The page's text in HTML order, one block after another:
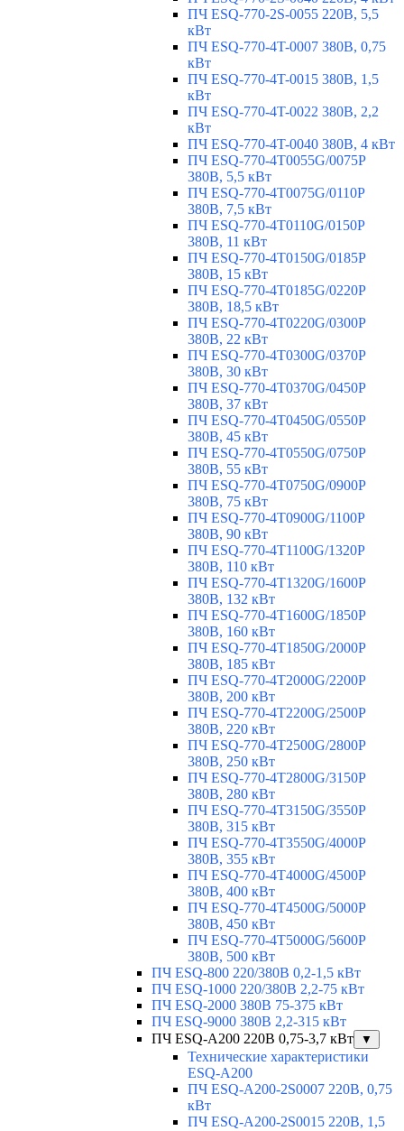
ПЧ ESQ-770-2S-0055 220В, 5,5
кВт
ПЧ ESQ-770-4T-0007 380В, 0,75
кВт
ПЧ ESQ-770-4T-0015 380В, 1,5
кВт
ПЧ ESQ-770-4T-0022 380В, 2,2
кВт
ПЧ ESQ-770-4T-0040 380В, 4 кВт
ПЧ ESQ-770-4T0055G/0075P
380В, 5,5 кВт
ПЧ ESQ-770-4T0075G/0110P
380В, 7,5 кВт
ПЧ ESQ-770-4T0110G/0150P
380В, 11 кВт
ПЧ ESQ-770-4T0150G/0185P
380В, 15 кВт
ПЧ ESQ-770-4T0185G/0220P
380В, 18,5 кВт
ПЧ ESQ-770-4T0220G/0300P
380В, 22 кВт
ПЧ ESQ-770-4T0300G/0370P
380В, 30 кВт
ПЧ ESQ-770-4T0370G/0450P
380В, 37 кВт
ПЧ ESQ-770-4T0450G/0550P
380В, 45 кВт
ПЧ ESQ-770-4T0550G/0750P
380В, 55 кВт
ПЧ ESQ-770-4T0750G/0900P
380В, 75 кВт
ПЧ ESQ-770-4T0900G/1100P
380В, 90 кВт
ПЧ ESQ-770-4T1100G/1320P
380В, 110 кВт
ПЧ ESQ-770-4T1320G/1600P
380В, 132 кВт
ПЧ ESQ-770-4T1600G/1850P
380В, 160 кВт
ПЧ ESQ-770-4T1850G/2000P
380В, 185 кВт
ПЧ ESQ-770-4T2000G/2200P
380В, 200 кВт
ПЧ ESQ-770-4T2200G/2500P
380В, 220 кВт
ПЧ ESQ-770-4T2500G/2800P
380В, 250 кВт
ПЧ ESQ-770-4T2800G/3150P
380В, 280 кВт
ПЧ ESQ-770-4T3150G/3550P
380В, 315 кВт
ПЧ ESQ-770-4T3550G/4000P
380В, 355 кВт
ПЧ ESQ-770-4T4000G/4500P
380В, 400 кВт
ПЧ ESQ-770-4T4500G/5000P
380В, 450 кВт
ПЧ ESQ-770-4T5000G/5600P
380В, 500 кВт
ПЧ ESQ-800 220/380В 0,2-1,5 кВт
ПЧ ESQ-1000 220/380В 2,2-75 кВт
ПЧ ESQ-2000 380В 75-375 кВт
ПЧ ESQ-9000 380В 2,2-315 кВт
ПЧ ESQ-A200 220В 0,75-3,7 кВт
▼
Технические характеристики
ESQ-A200
ПЧ ESQ-A200-2S0007 220В, 0,75
кВт
ПЧ ESQ-A200-2S0015 220В, 1,5